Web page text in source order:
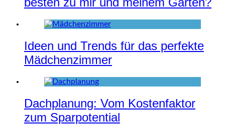
Ideen und Trends für das perfekte
Mädchenzimmer
Dachplanung: Vom Kostenfaktor
zum Sparpotential